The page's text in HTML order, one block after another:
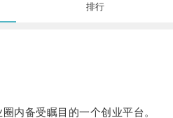
排行
备受瞩目的一个创业平台。